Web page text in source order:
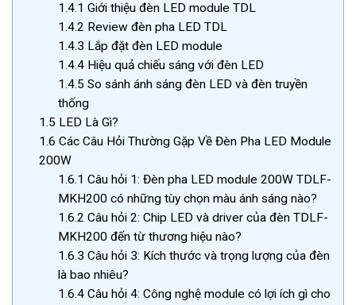
1.4.1 Giới thiệu đèn LED module TDL
1.4.2 Review đèn pha LED TDL
1.4.3 Lắp đặt đèn LED module
1.4.4Hiệu quả chiếu sáng với đèn LED
1.4.5 So sánh ánh sáng đèn LED và đèn truyền
thống
1.5 LED Là Gì?
1.6 Các Câu Hỏi Thường Gặp Về Đèn Pha LED Module
200W
1.6.1 Câu hỏi 1: Đèn pha LED module 200W TDLF-
MKH200 có những tùy chọn màu ánh sáng nào?
1.6.2 Câu hỏi 2: Chip LED và driver của đèn TDLF-
MKH200 đến từ thương hiệu nào?
1.6.3 Câu hỏi 3: Kích thước và trọng lượng của đèn
là bao nhiêu?
1.6.4Câu hỏi 4: Công nghệ module có lợi ích gì cho